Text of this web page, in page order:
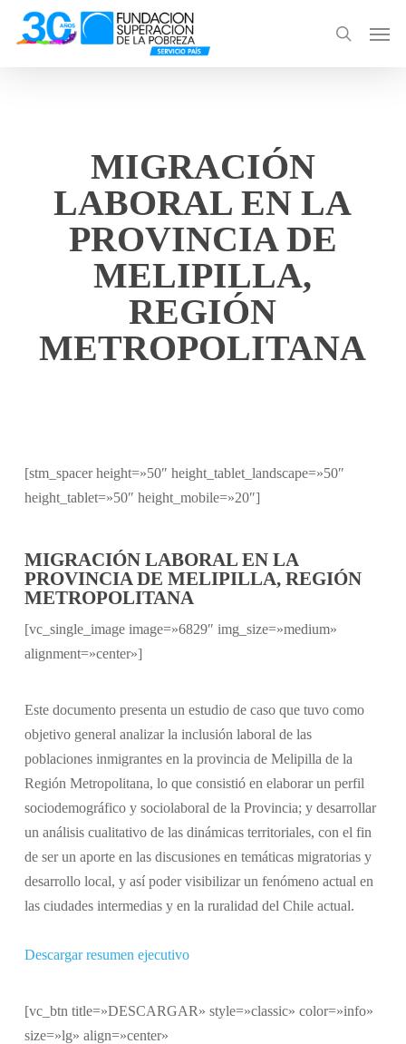
search
Menu
MIGRACIÓN
LABORAL EN LA
PROVINCIA DE
MELIPILLA,
REGIÓN
METROPOLITANA
[stm_spacer height=»50″ height_tablet_landscape=»50″
height_tablet=»50″ height_mobile=»20″]
MIGRACIÓN LABORAL EN LA
PROVINCIA DE MELIPILLA, REGIÓN
METROPOLITANA
[vc_single_image image=»6829″ img_size=»medium»
alignment=»center»]
Este documento presenta un estudio de caso que tuvo como
objetivo general analizar la inclusión laboral de las
poblaciones inmigrantes en la provincia de Melipilla de la
Región Metropolitana, lo que consistió en elaborar un perfil
sociodemográfico y sociolaboral de la Provincia; y desarrollar
un análisis cualitativo de las dinámicas territoriales, con el fin
de ser un aporte en las discusiones en temáticas migratorias y
desarrollo local, y así poder visibilizar un fenómeno actual en
las ciudades intermedias y en la ruralidad del Chile actual.
Descargar resumen ejecutivo
[vc_btn title=»DESCARGAR» style=»classic» color=»info»
size=»lg» align=»center»